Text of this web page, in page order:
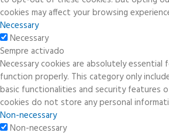
cookies may affect your browsing
Necessary
Necessary
Sempre activado
Necessary cookies are absolutely
function properly. This category only
basic functionalities and security features
cookies do not store any personal
Non-necessary
Non-necessary